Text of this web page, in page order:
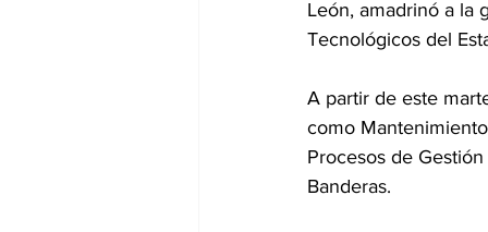
León, amadrinó a la
Tecnológicos del
A partir de este
como
Procesos de
Banderas.